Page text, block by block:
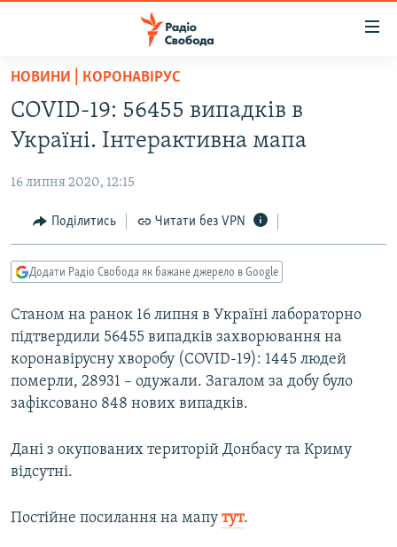
Перейти
основного
матеріалу
Перейти
до
навігації
Перейти
до
СТАТТІ
ПОЛІТИКА
ЕКОНОМІКА
КУЛЬТУРА
СПОРТ
УКРАЇНА
СВІТ
ВІЙНА
РОСІЙСЬКА «ФІЛЬТРАЦІЯ»
КРИМ.РЕАЛІЇ
ТИ ЯК?
СХЕМИ
КИТАЙ.ВИКЛИКИ
МУЛЬТИМЕДІА
ФОТО
СПЕЦПРОЄКТИ
ПОДКАСТИ
НОВИНИ | КОРОНАВІРУС
COVID-19: 56455 випадків в
Україні. Інтерактивна мапа
16 липня 2020, 12:15
Поділитись Читати без VPN
Додати Радіо Свобода як бажане джерело в Google
Станом на ранок 16 липня в Україні лабораторно
підтвердили 56455 випадків захворювання на
коронавірусну хворобу (COVID-19): 1445 людей
померли, 28931 – одужали. Загалом за добу було
зафіксовано 848 нових випадків.
Дані з окупованих територій Донбасу та Криму
відсутні.
Постійне посилання на мапу тут.